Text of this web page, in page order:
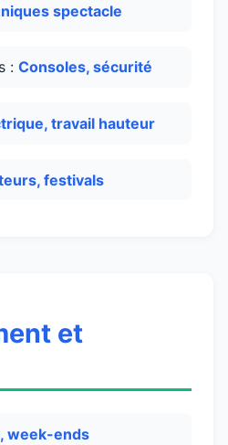
spectacle
: Consoles, sécurité
travail hauteur
festivals
et
week-ends